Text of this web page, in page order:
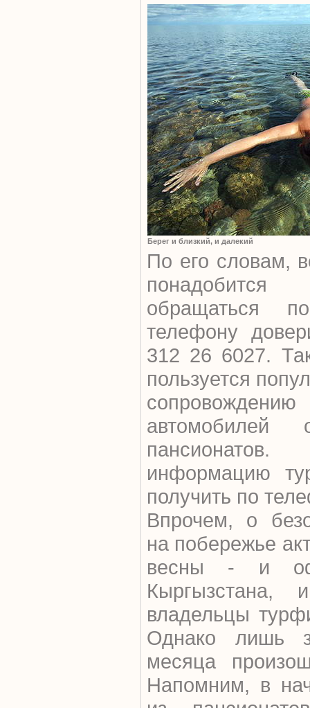
Берег и близкий, и далекий
По его словам,
обращаться по
телефону
312 26 6027.
пользуется
информацию
получить по
Впрочем, о
на побережье
весны - и
Кыргызстана,
владельцы
Однако лишь
месяца
Напомним, в